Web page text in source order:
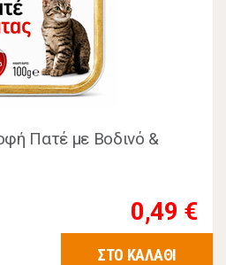
Πατέ με Βοδινό &
0,49 €
ΣΤΟ ΚΑΛΑΘΙ